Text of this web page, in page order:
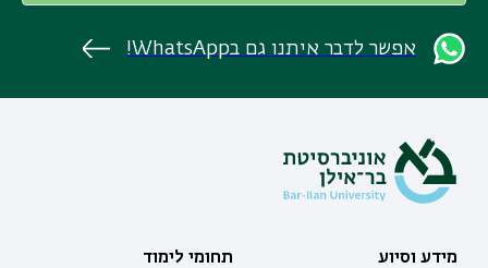
אפשר לדבר איתנו גם בWhatsApp!
מידע וסיוע תחומי לימוד